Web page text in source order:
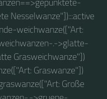
Nesselwanze"]):::active
weichwanze(["Art:
.->glatte-
Grasweichwanze"])
Graswanze"])
Große